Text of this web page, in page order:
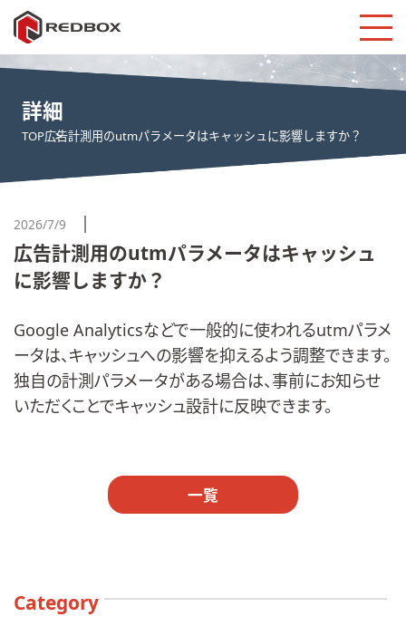
詳細
TOP広告計測用のutmパラメータはキャッシュに影響しますか？
2026/7/9
広告計測用のutmパラメータはキャッシュ
に影響しますか？
Google Analyticsなどで一般的に使われるutmパラメ
ータは、キャッシュへの影響を抑えるよう調整できます。
独自の計測パラメータがある場合は、事前にお知らせ
いただくことでキャッシュ設計に反映できます。
一覧
Category